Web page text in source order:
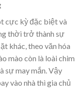
cực kỳ đặc biệt và
thời trở thành sự
khác, theo văn hóa
mào còn là loài chim
sự may mắn. Vậy
vào nhà thì gia chủ